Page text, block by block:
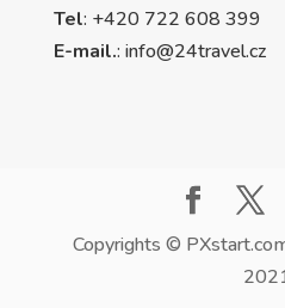
Tel: +420 722 608 399
E-mail.: info@24travel.cz
Copyrights ©